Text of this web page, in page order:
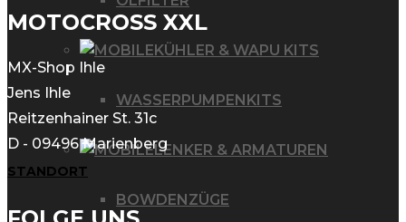
KÜHLER & WAPU KITS
WASSERPUMPENKITS
LENKER & ARMATUREN
BOWDENZÜGE
MOTOCROSS XXL
MX-Shop Ihle
Jens Ihle
Reitzenhainer St. 31c
D - 09496 Marienberg
STANDORT